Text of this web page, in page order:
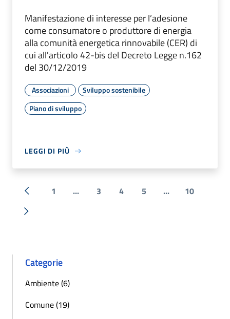
Manifestazione di interesse per l’adesione
come consumatore o produttore di energia
alla comunità energetica rinnovabile (CER) di
cui all'articolo 42-bis del Decreto Legge n.162
del 30/12/2019
Associazioni
Sviluppo sostenibile
Piano di sviluppo
LEGGI DI PIÙ
« Precedente
1 ... 3 4 5 ... 10
Successiva »
Categorie
Ambiente (6)
Comune (19)